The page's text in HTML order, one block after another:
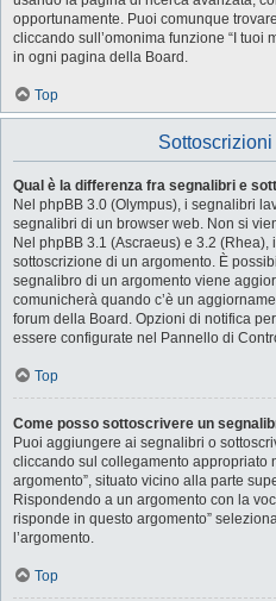
opportunamente. Puoi comunque
cliccando sull’omonima funzione “I tuoi
in ogni pagina della Board.
Top
Qual è la differenza fra segnalibri e
Nel phpBB 3.0 (Olympus), i segnalibri
segnalibri di un browser web. Non si
Nel phpBB 3.1 (Ascraeus) e 3.2
sottoscrizione di un argomento. È
segnalibro di un argomento viene
comunicherà quando c’è un
forum della Board. Opzioni di notifica
essere configurate nel Pannello di
Top
Come posso sottoscrivere un
Puoi aggiungere ai segnalibri o
cliccando sul collegamento appropriato
argomento”, situato vicino alla parte
Rispondendo a un argomento con la
risponde in questo argomento”
l’argomento.
Top